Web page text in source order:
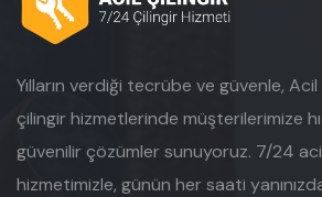
Yılların verdiği tecrübe ve güvenle,
çilingir hizmetlerinde müşterilerimize
güvenilir çözümler sunuyoruz. 7/24
hizmetimizle, günün her saati